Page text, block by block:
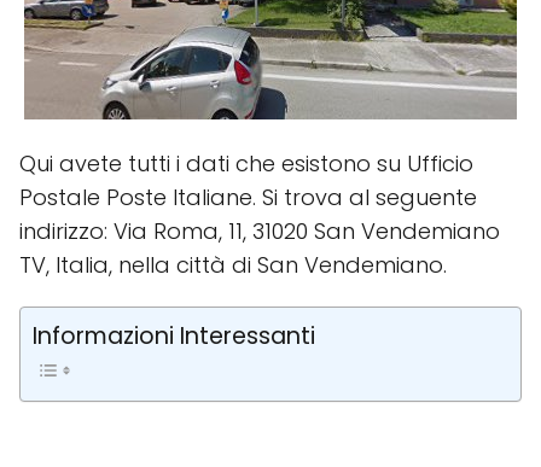
Qui avete tutti i dati che esistono su Ufficio
Postale Poste Italiane. Si trova al seguente
indirizzo: Via Roma, 11, 31020 San Vendemiano
TV, Italia, nella città di San Vendemiano.
Informazioni Interessanti